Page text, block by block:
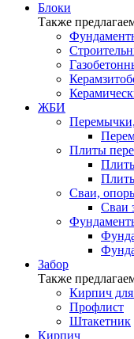
Блоки
Также
ЖБИ
Плиты
Сваи,
Сваи
Забор
Также
Кирпич для
Профлист
Штакетник
Кирпич